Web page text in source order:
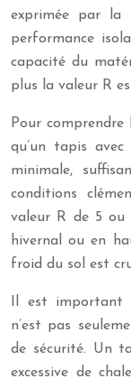
exprimée par la
performance
capacité du
plus la valeur R
Pour comprendre
qu’un tapis
minimale,
conditions
valeur R de 5 ou
hivernal ou en
froid du sol est
Il est important
n’est pas
de sécurité. Un
excessive de